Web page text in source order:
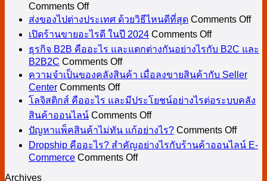
ใน
Shopee
Lazada
แบบ
ง่าย
ๆ
สำหรับ
มือ
ใหม่
ออนไลน์
อย่าง
มี
กับ
บริษัท
คลัง
สินค้า
ออนไลน์
Comments Offon
Drop
Off
คือ
อะไร
ทำไม
ผู้
ใช้
บริการ
คลัง
สินค้า
ควร
ส่งของไปต่างประเทศ ด้วยวิธีไหนดีที่สุด Comments Offon
ด้วย
ดี
เปิดร้านขายอะไรดี ในปี 2024 Comments Offon
เปิด
ขาย
ดี
2024
ธุรกิจ B2B คืออะไร และแตกต่างกันอย่างไรกับ B2C และ
B2B2C Comments Offon
ธุรกิจ
คือ
อะไร
และ
แตก
ต่าง
ความจำเป็นของคลังสินค้า เมื่อลงขายสินค้ากับ Seller
Center Comments Offon
ความ
จำเป็น
ของ
คลัง
สินค้า
โลจิสติกส์ คืออะไร และมีประโยชน์อย่างไรต่อระบบคลัง
สินค้าออนไลน์ Comments Offon
โล
ปัญหาแพ็คสินค้าไม่ทัน แก้อย่างไร? Comments Offon
ปัญหา
Dropship คืออะไร? สำคัญอย่างไรกับร้านค้าออนไลน์ E-
Commerce Comments Offon
Archives